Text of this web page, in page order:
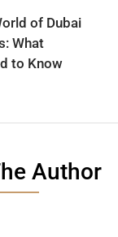
of Dubai
What
to Know
Author